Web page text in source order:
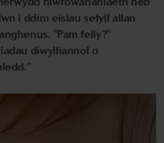
i ddim eisiau sefyll allan
"Pam felly?"
diwylliannol o